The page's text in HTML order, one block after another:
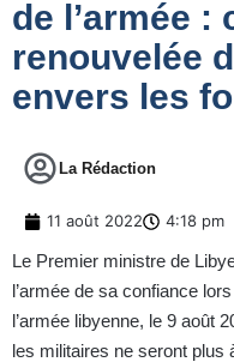
de l’armée :
renouvelée
envers les
La Rédaction
11 août 2022 4:18 pm
Le Premier ministre de
l’armée de sa confiance
l’armée libyenne, le 9 août
les militaires ne seront plus